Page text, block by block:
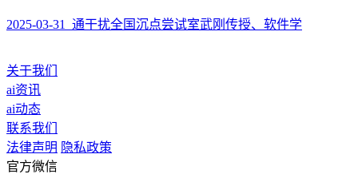
2025-03-31 通干扰全国沉点尝试室武刚传授、软件学
关于我们
ai资讯
ai动态
联系我们
法律声明 隐私政策
官方微信